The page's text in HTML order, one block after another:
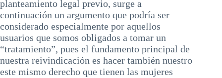
planteamiento legal previo, surge a
continuación un argumento que podría ser
considerado especialmente por aquellos
usuarios que somos obligados a tomar un
“tratamiento”, pues el fundamento principal de
nuestra reivindicación es hacer también nuestro
este mismo derecho que tienen las mujeres